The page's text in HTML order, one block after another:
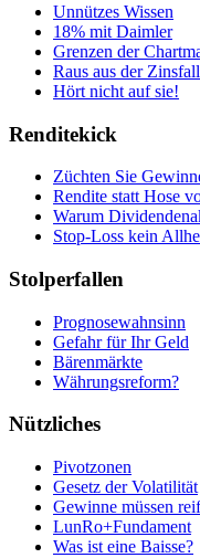
Unnützes Wissen
18% mit Daimler
Grenzen der
Raus aus der
Hört nicht auf sie!
Renditekick
Züchten Sie
Rendite statt Hose
Warum
Stop-Loss kein
Stolperfallen
Prognosewahnsinn
Gefahr für Ihr Geld
Bärenmärkte
Währungsreform?
Nützliches
Pivotzonen
Gesetz der Volatilität
Gewinne müssen
LunRo+Fundament
Was ist eine Baisse?